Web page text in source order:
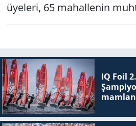
üyeleri, 65 mahallenin
IQ Foil